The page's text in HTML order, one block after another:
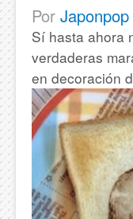
Por Japonpop
Sí hasta ahora
verdaderas
en decoración